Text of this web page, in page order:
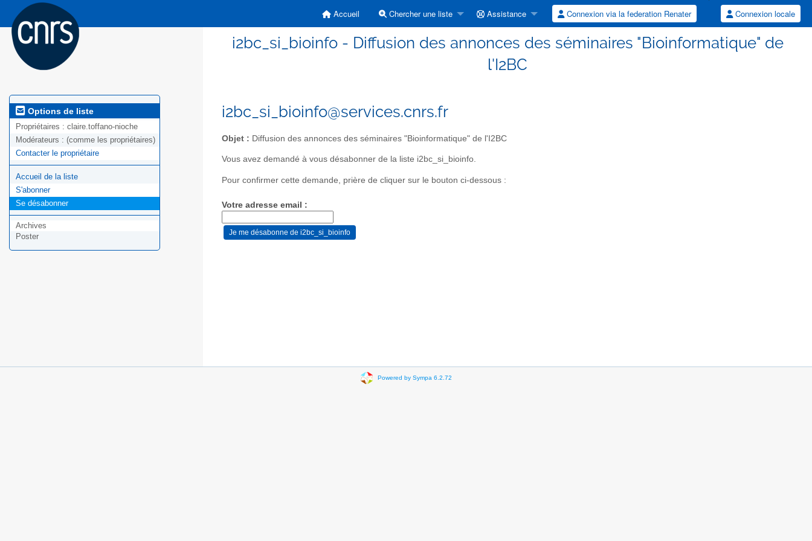
Accueil Chercher une liste Assistance Connexion via la federation Renater Connexion locale
i2bc_si_bioinfo - Diffusion des annonces des séminaires "Bioinformatique" de
l'I2BC
Options de liste
Propriétaires : claire.toffano-nioche
Modérateurs : (comme les propriétaires)
Contacter le propriétaire
Accueil de la liste
S'abonner
Se désabonner
Archives
Poster
i2bc_si_bioinfo@services.cnrs.fr
Objet : Diffusion des annonces des séminaires "Bioinformatique" de l'I2BC
Vous avez demandé à vous désabonner de la liste i2bc_si_bioinfo.
Pour confirmer cette demande, prière de cliquer sur le bouton ci-dessous :
Votre adresse email :
Powered by Sympa 6.2.72